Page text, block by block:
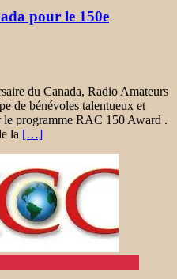
pour le 150e
du Canada, Radio Amateurs
de bénévoles talentueux et
le programme RAC 150 Award .
la […]